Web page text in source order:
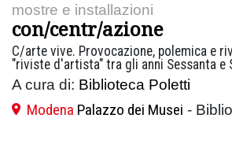
mostre e installazioni
con/centr/azione
C/arte vive. Provocazione, polemica e
"riviste d'artista" tra gli anni Sessanta e
A cura di: Biblioteca Poletti
Modena Palazzo dei Musei -